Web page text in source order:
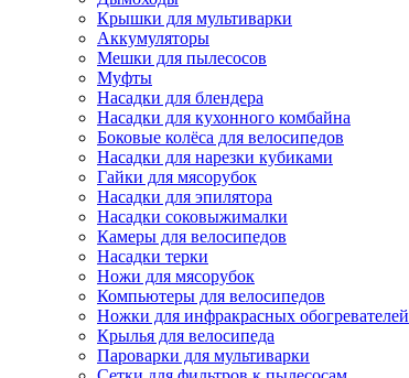
Крышки для мультиварки
Аккумуляторы
Мешки для пылесосов
Муфты
Насадки для блендера
Насадки для кухонного комбайна
Боковые колёса для велосипедов
Насадки для нарезки кубиками
Гайки для мясорубок
Насадки для эпилятора
Насадки соковыжималки
Камеры для велосипедов
Насадки терки
Ножи для мясорубок
Компьютеры для велосипедов
Ножки для инфракрасных обогревателей
Крылья для велосипеда
Пароварки для мультиварки